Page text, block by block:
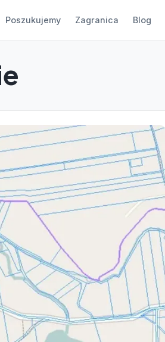
Poszukujemy Zagranica Blog